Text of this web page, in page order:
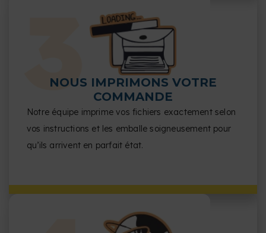
NOUS IMPRIMONS VOTRE
COMMANDE
Notre équipe imprime vos fichiers exactement selon
vos instructions et les emballe soigneusement pour
qu’ils arrivent en parfait état.